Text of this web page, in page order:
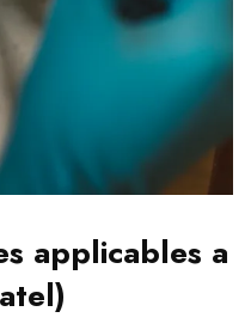
applicables a